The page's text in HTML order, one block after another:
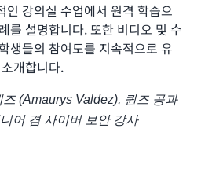
인 강의실 수업에서 원격 학습으
를 설명합니다. 또한 비디오 및 수
생들의 참여도를 지속적으로 유
개합니다.
(Amaurys Valdez), 퀸즈 공과
어 겸 사이버 보안 강사